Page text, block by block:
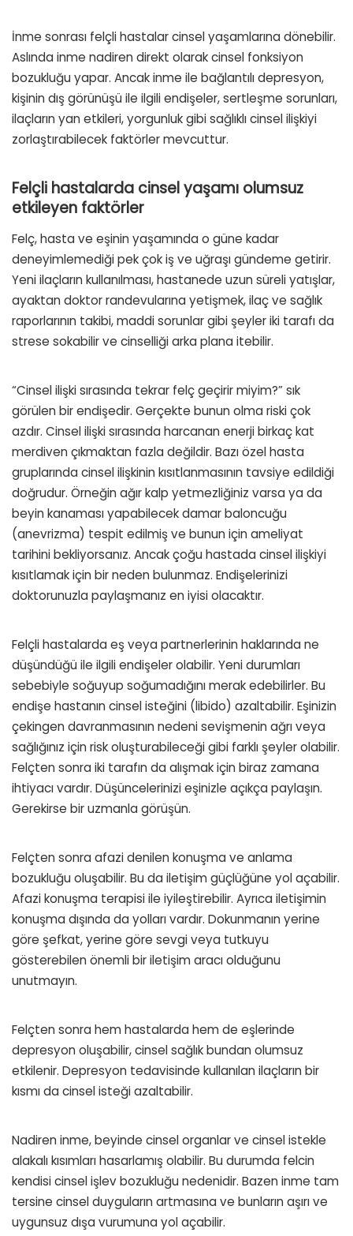
İnme sonrası felçli hastalar cinsel yaşamlarına dönebilir.
Aslında inme nadiren direkt olarak cinsel fonksiyon
bozukluğu yapar. Ancak inme ile bağlantılı depresyon,
kişinin dış görünüşü ile ilgili endişeler, sertleşme sorunları,
ilaçların yan etkileri, yorgunluk gibi sağlıklı cinsel ilişkiyi
zorlaştırabilecek faktörler mevcuttur.
Felçli hastalarda cinsel yaşamı olumsuz
etkileyen faktörler
Felç, hasta ve eşinin yaşamında o güne kadar
deneyimlemediği pek çok iş ve uğraşı gündeme getirir.
Yeni ilaçların kullanılması, hastanede uzun süreli yatışlar,
ayaktan doktor randevularına yetişmek, ilaç ve sağlık
raporlarının takibi, maddi sorunlar gibi şeyler iki tarafı da
strese sokabilir ve cinselliği arka plana itebilir.
“Cinsel ilişki sırasında tekrar felç geçirir miyim?” sık
görülen bir endişedir. Gerçekte bunun olma riski çok
azdır. Cinsel ilişki sırasında harcanan enerji birkaç kat
merdiven çıkmaktan fazla değildir. Bazı özel hasta
gruplarında cinsel ilişkinin kısıtlanmasının tavsiye edildiği
doğrudur. Örneğin ağır kalp yetmezliğiniz varsa ya da
beyin kanaması yapabilecek damar baloncuğu
(anevrizma) tespit edilmiş ve bunun için ameliyat
tarihini bekliyorsanız. Ancak çoğu hastada cinsel ilişkiyi
kısıtlamak için bir neden bulunmaz. Endişelerinizi
doktorunuzla paylaşmanız en iyisi olacaktır.
Felçli hastalarda eş veya partnerlerinin haklarında ne
düşündüğü ile ilgili endişeler olabilir. Yeni durumları
sebebiyle soğuyup soğumadığını merak edebilirler. Bu
endişe hastanın cinsel isteğini (libido) azaltabilir. Eşinizin
çekingen davranmasının nedeni sevişmenin ağrı veya
sağlığınız için risk oluşturabileceği gibi farklı şeyler olabilir.
Felçten sonra iki tarafın da alışmak için biraz zamana
ihtiyacı vardır. Düşüncelerinizi eşinizle açıkça paylaşın.
Gerekirse bir uzmanla görüşün.
Felçten sonra afazi denilen konuşma ve anlama
bozukluğu oluşabilir. Bu da iletişim güçlüğüne yol açabilir.
Afazi konuşma terapisi ile iyileştirebilir. Ayrıca iletişimin
konuşma dışında da yolları vardır. Dokunmanın yerine
göre şefkat, yerine göre sevgi veya tutkuyu
gösterebilen önemli bir iletişim aracı olduğunu
unutmayın.
Felçten sonra hem hastalarda hem de eşlerinde
depresyon oluşabilir, cinsel sağlık bundan olumsuz
etkilenir. Depresyon tedavisinde kullanılan ilaçların bir
kısmı da cinsel isteği azaltabilir.
Nadiren inme, beyinde cinsel organlar ve cinsel istekle
alakalı kısımları hasarlamış olabilir. Bu durumda felcin
kendisi cinsel işlev bozukluğu nedenidir. Bazen inme tam
tersine cinsel duyguların artmasına ve bunların aşırı ve
uygunsuz dışa vurumuna yol açabilir.